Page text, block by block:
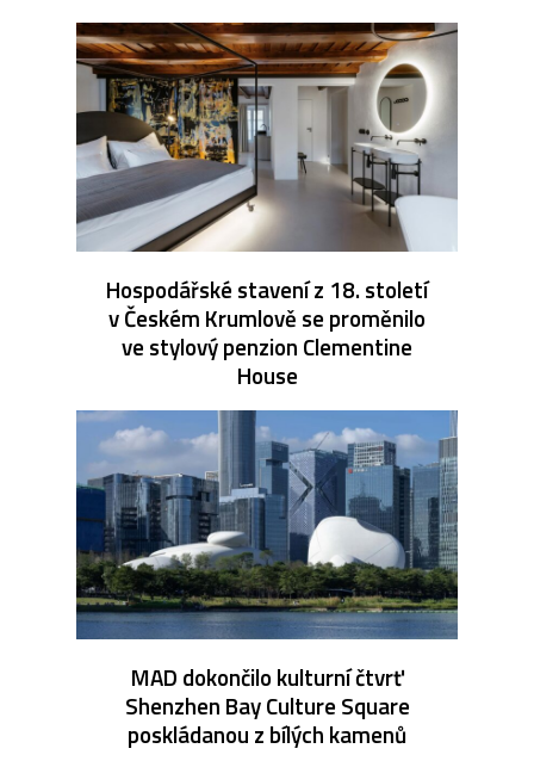
Hospodářské stavení z 18. století
v Českém Krumlově se proměnilo
ve stylový penzion Clementine
House
MAD dokončilo kulturní čtvrť
Shenzhen Bay Culture Square
poskládanou z bílých kamenů